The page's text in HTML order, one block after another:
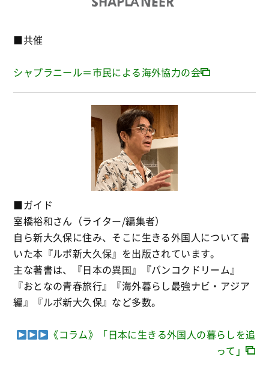
■共催
シャプラニール＝市民による海外協力の会
■ガイド
室橋裕和さん（ライター/編集者）
自ら新大久保に住み、そこに生きる外国人について書
いた本『ルポ新大久保』を出版されています。
主な著書は、『日本の異国』『バンコクドリーム』
『おとなの青春旅行』『海外暮らし最強ナビ・アジア
編』『ルポ新大久保』など多数。
《コラム》「日本に生きる外国人の暮らしを追
って」